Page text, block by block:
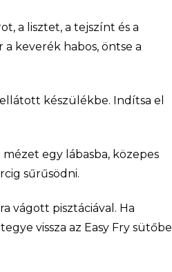
a lisztet, a tejszínt és a
keverék habos, öntse a
készülékbe. Indítsa el
egy lábasba, közepes
sűrűsödni.
vágott pisztáciával. Ha
vissza az Easy Fry sütőbe